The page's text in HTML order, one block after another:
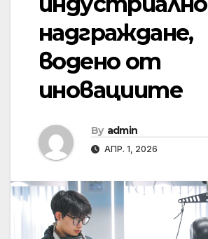
надграждане,
водено от
иновациите
By admin
АПР. 1, 2026